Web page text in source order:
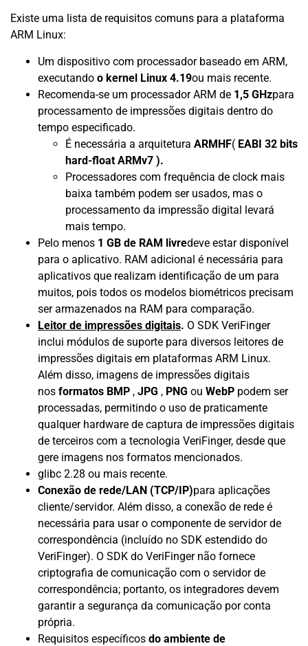
Existe uma lista de requisitos comuns para a plataforma
ARM Linux:
Um dispositivo com processador baseado em ARM,
executando o kernel Linux 4.19ou mais recente.
Recomenda-se um processador ARM de 1,5 GHzpara
processamento de impressões digitais dentro do
tempo especificado.
É necessária a arquitetura ARMHF( EABI 32 bits
hard-float ARMv7 ).
Processadores com frequência de clock mais
baixa também podem ser usados, mas o
processamento da impressão digital levará
mais tempo.
Pelo menos 1 GB de RAM livredeve estar disponível
para o aplicativo. RAM adicional é necessária para
aplicativos que realizam identificação de um para
muitos, pois todos os modelos biométricos precisam
ser armazenados na RAM para comparação.
Leitor de impressões digitais. O SDK VeriFinger
inclui módulos de suporte para diversos leitores de
impressões digitais em plataformas ARM Linux.
Além disso, imagens de impressões digitais
nos formatos BMP , JPG , PNG ou WebP podem ser
processadas, permitindo o uso de praticamente
qualquer hardware de captura de impressões digitais
de terceiros com a tecnologia VeriFinger, desde que
gere imagens nos formatos mencionados.
glibc 2.28 ou mais recente.
Conexão de rede/LAN (TCP/IP)para aplicações
cliente/servidor. Além disso, a conexão de rede é
necessária para usar o componente de servidor de
correspondência (incluído no SDK estendido do
VeriFinger). O SDK do VeriFinger não fornece
criptografia de comunicação com o servidor de
correspondência; portanto, os integradores devem
garantir a segurança da comunicação por conta
própria.
Requisitos específicos do ambiente de